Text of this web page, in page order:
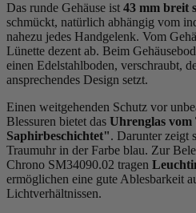
Das runde Gehäuse ist 43 mm breit
schmückt, natürlich abhängig vom
nahezu jedes Handgelenk. Vom
Lünette dezent ab. Beim
einen Edelstahlboden, verschraubt,
ansprechendes Design setzt.
Einen weitgehenden Schutz vor
Blessuren bietet das Uhrenglas
Saphirbeschichtet". Darunter zeigt
Traumuhr in der Farbe blau. Zur
Chrono SM34090.02 tragen
ermöglichen eine gute Ablesbarkeit
Lichtverhältnissen.